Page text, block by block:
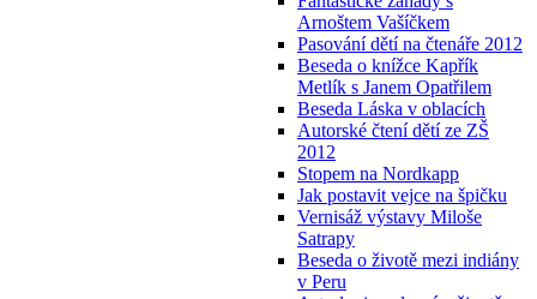
Arnoštem Vašíčkem
Pasování dětí na čtenáře 2012
Beseda o knížce Kapřík
Metlík s Janem Opatřilem
Beseda Láska v oblacích
Autorské čtení dětí ze ZŠ
2012
Stopem na Nordkapp
Jak postavit vejce na špičku
Vernisáž výstavy Miloše
Satrapy
Beseda o životě mezi indiány
v Peru